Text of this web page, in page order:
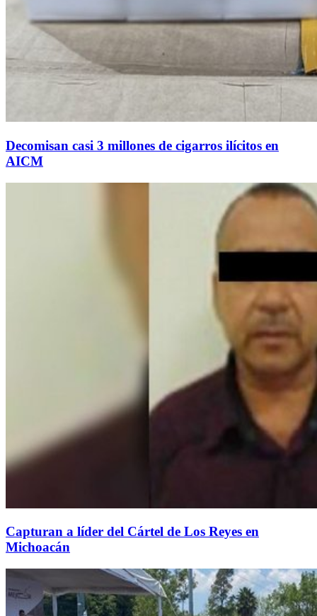
Decomisan casi 3 millones de cigarros ilícitos en
AICM
Capturan a líder del Cártel de Los Reyes en
Michoacán